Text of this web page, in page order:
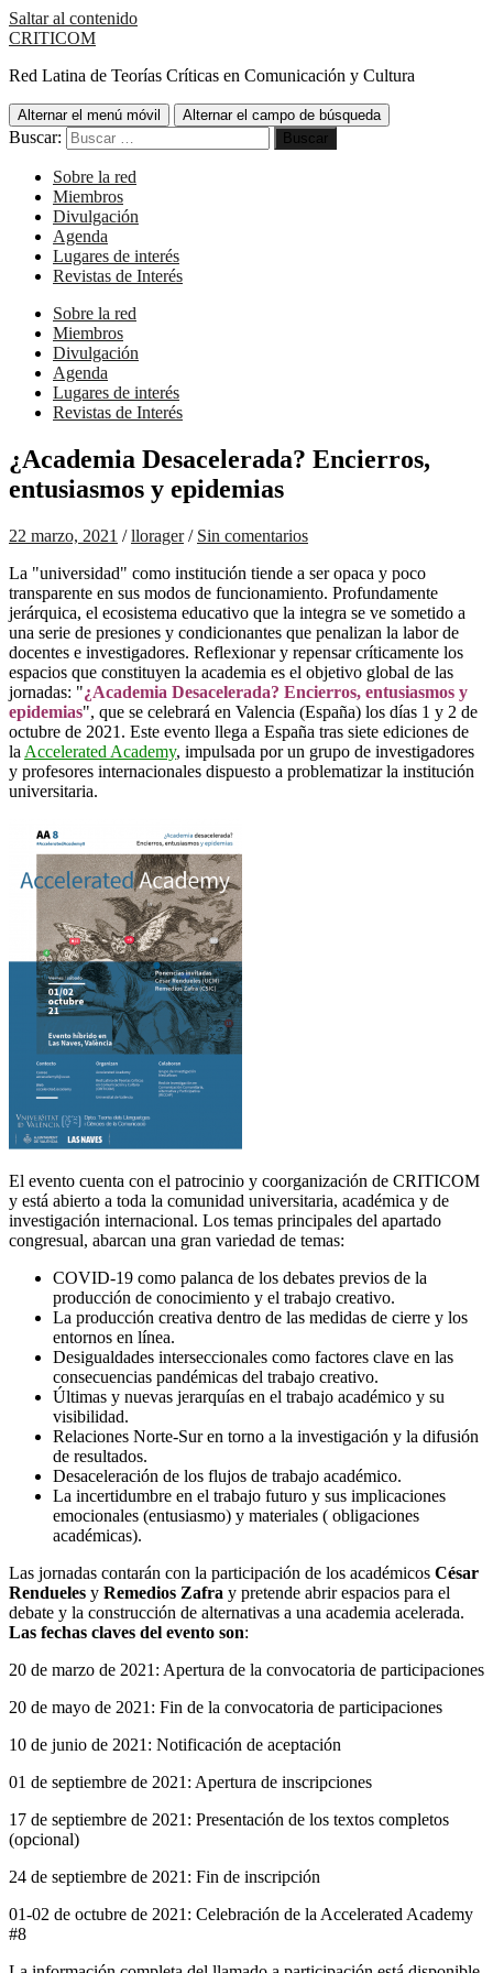
Saltar al contenido
CRITICOM
Red Latina de Teorías Críticas en Comunicación y Cultura
Alternar el menú móvil Alternar el campo de búsqueda
Buscar:
Sobre la red
Miembros
Divulgación
Agenda
Lugares de interés
Revistas de Interés
Sobre la red
Miembros
Divulgación
Agenda
Lugares de interés
Revistas de Interés
¿Academia Desacelerada? Encierros,
entusiasmos y epidemias
22 marzo, 2021 /llorager / Sin comentarios
La "universidad" como institución tiende a ser opaca y poco
transparente en sus modos de funcionamiento. Profundamente
jerárquica, el ecosistema educativo que la integra se ve sometido a
una serie de presiones y condicionantes que penalizan la labor de
docentes e investigadores. Reflexionar y repensar críticamente los
espacios que constituyen la academia es el objetivo global de las
jornadas: "¿Academia Desacelerada? Encierros, entusiasmos y
epidemias", que se celebrará en Valencia (España) los días 1 y 2 de
octubre de 2021. Este evento llega a España tras siete ediciones de
la Accelerated Academy, impulsada por un grupo de investigadores
y profesores internacionales dispuesto a problematizar la institución
universitaria.
El evento cuenta con el patrocinio y coorganización de CRITICOM
y está abierto a toda la comunidad universitaria, académica y de
investigación internacional. Los temas principales del apartado
congresual, abarcan una gran variedad de temas:
COVID-19 como palanca de los debates previos de la
producción de conocimiento y el trabajo creativo.
La producción creativa dentro de las medidas de cierre y los
entornos en línea.
Desigualdades interseccionales como factores clave en las
consecuencias pandémicas del trabajo creativo.
Últimas y nuevas jerarquías en el trabajo académico y su
visibilidad.
Relaciones Norte-Sur en torno a la investigación y la difusión
de resultados.
Desaceleración de los flujos de trabajo académico.
La incertidumbre en el trabajo futuro y sus implicaciones
emocionales (entusiasmo) y materiales ( obligaciones
académicas).
Las jornadas contarán con la participación de los académicos César
Rendueles y Remedios Zafra y pretende abrir espacios para el
debate y la construcción de alternativas a una academia acelerada.
Las fechas claves del evento son:
20 de marzo de 2021: Apertura de la convocatoria de participaciones
20 de mayo de 2021: Fin de la convocatoria de participaciones
10 de junio de 2021: Notificación de aceptación
01 de septiembre de 2021: Apertura de inscripciones
17 de septiembre de 2021: Presentación de los textos completos
(opcional)
24 de septiembre de 2021: Fin de inscripción
01-02 de octubre de 2021: Celebración de la Accelerated Academy
#8